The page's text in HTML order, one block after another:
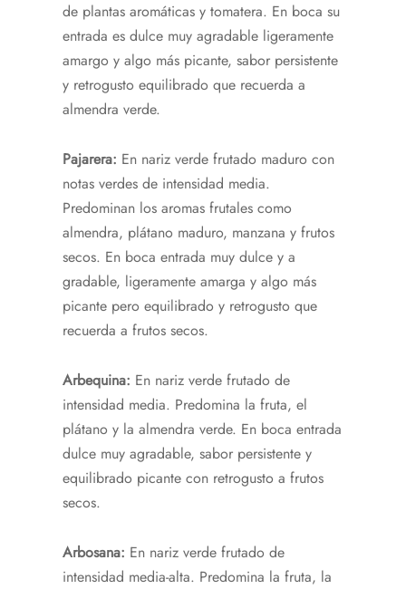
de plantas aromáticas y tomatera. En boca su
entrada es dulce muy agradable ligeramente
amargo y algo más picante, sabor persistente
y retrogusto equilibrado que recuerda a
almendra verde.
Pajarera: En nariz verde frutado maduro con
notas verdes de intensidad media.
Predominan los aromas frutales como
almendra, plátano maduro, manzana y frutos
secos. En boca entrada muy dulce y a
gradable, ligeramente amarga y algo más
picante pero equilibrado y retrogusto que
recuerda a frutos secos.
Arbequina: En nariz verde frutado de
intensidad media. Predomina la fruta, el
plátano y la almendra verde. En boca entrada
dulce muy agradable, sabor persistente y
equilibrado picante con retrogusto a frutos
secos.
Arbosana: En nariz verde frutado de
intensidad media-alta. Predomina la fruta, la